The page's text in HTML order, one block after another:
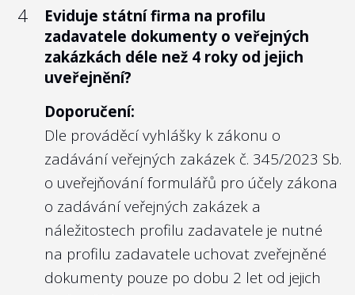
kontrolního orgánu nesou jistou míru
politické odpovědnosti ministra.
Je však zásadní, aby výběr kandidátů na
funkce, které jsou naprosto stěžejní pro
kvalitní „governance“ státní firmy,
reflektoval nároky na kvalitu členů
kontrolního orgánu. Namítne-li někdo, že
jde o osobní údaje zmíněných osob, pak 1.
toto považujeme za standard i v
soukromém sektoru, 2. v souladu s
nominačním zákonem zveřejňuje vládní
Výbor pro personální nominace ve svých
4
Eviduje státní firma na profilu
zadavatele dokumenty o veřejných
zakázkách déle než 4 roky od jejich
uveřejnění?
Doporučení:
Dle prováděcí vyhlášky k zákonu o
zadávání veřejných zakázek č. 345/2023 Sb.
o uveřejňování formulářů pro účely zákona
o zadávání veřejných zakázek a
náležitostech profilu zadavatele je nutné
na profilu zadavatele uchovat zveřejněné
dokumenty pouze po dobu 2 let od jejich